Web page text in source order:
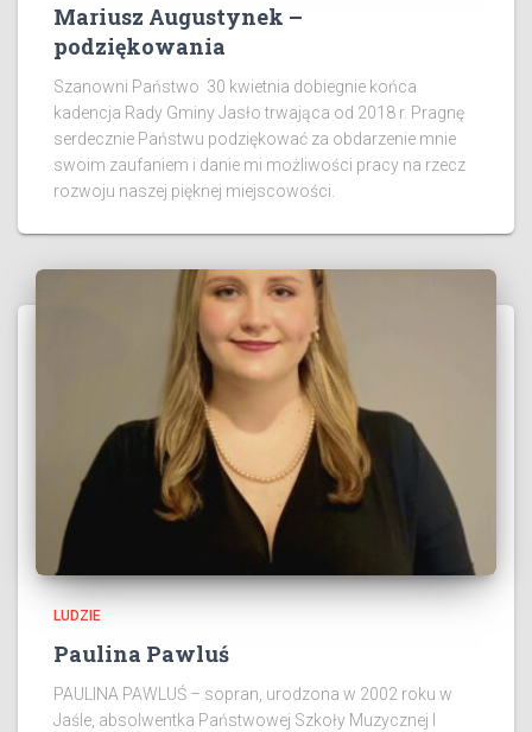
Mariusz Augustynek –
podziękowania
Szanowni Państwo 30 kwietnia dobiegnie końca
kadencja Rady Gminy Jasło trwająca od 2018 r. Pragnę
serdecznie Państwu podziękować za obdarzenie mnie
swoim zaufaniem i danie mi możliwości pracy na rzecz
rozwoju naszej pięknej miejscowości.
LUDZIE
Paulina Pawluś
PAULINA PAWLUŚ – sopran, urodzona w 2002 roku w
Jaśle, absolwentka Państwowej Szkoły Muzycznej I